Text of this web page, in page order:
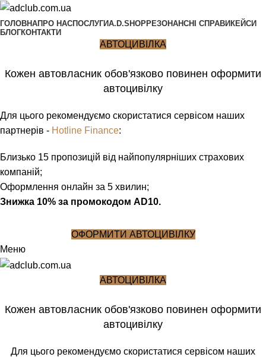
ГОЛОВНАПРО НАСПОСЛУГИA.D.SHOPРЕЗОНАНСНІ СПРАВИ КЕЙСИ
БЛОГКОНТАКТИ
АВТОЦИВІЛКА
Кожен автовласник обов'язково повинен оформити
автоцивілку
Для цього рекомендуємо скористатися сервісом наших
партнерів - Hotline Finance:
Близько 15 пропозицій від найпопулярніших страхових
компаній;
Оформлення онлайн за 5 хвилин;
Знижка 10% за промокодом AD10.
ОФОРМИТИ АВТОЦИВІЛКУ
Меню
АВТОЦИВІЛКА
Кожен автовласник обов'язково повинен оформити
автоцивілку
Для цього рекомендуємо скористатися сервісом наших